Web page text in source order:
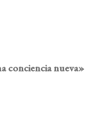
conciencia nueva»